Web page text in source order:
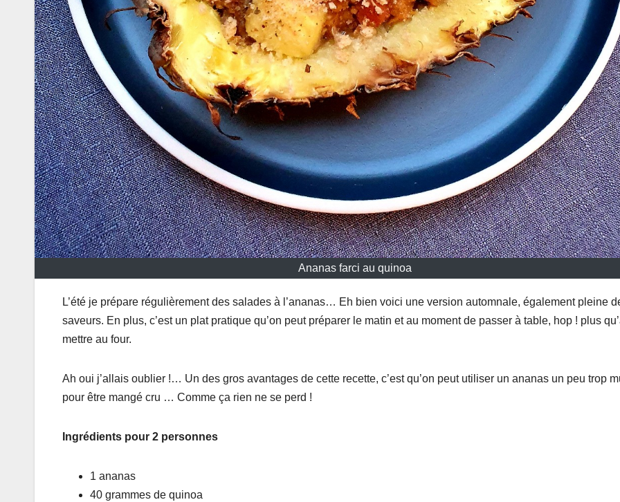
Ananas farci au quinoa
L’été je prépare régulièrement des salades à l’ananas… Eh bien voici une version automnale, également pleine
saveurs. En plus, c’est un plat pratique qu’on peut préparer le matin et au moment de passer à table, hop ! plus
mettre au four.
Ah oui j’allais oublier !… Un des gros avantages de cette recette, c’est qu’on peut utiliser un ananas un peu trop
pour être mangé cru … Comme ça rien ne se perd !
Ingrédients pour 2 personnes
1 ananas
40 grammes de quinoa